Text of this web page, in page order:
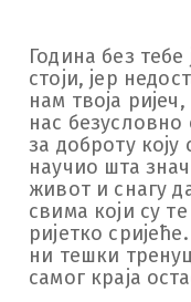
Година без
стоји, јер
нам твоја
нас
за доброту
научио шта
живот и снагу
свима који су
ријетко
ни тешки
самог краја